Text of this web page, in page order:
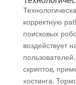
корректную
поисковых
воздействует
скриптов,
хостинга.